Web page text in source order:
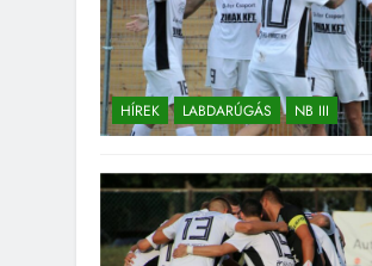
HÍREK LABDARÚGÁS NB III